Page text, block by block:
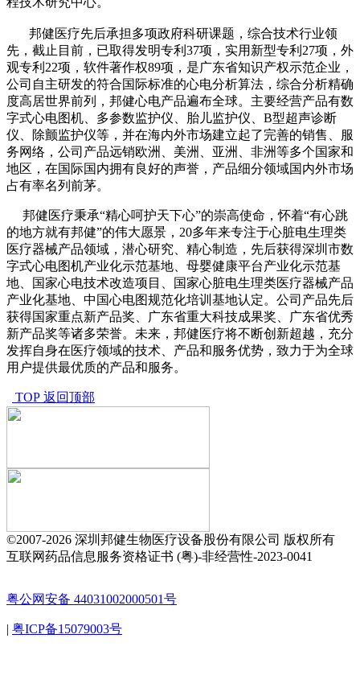
邦健医疗先后承担多项政府科研课题，综合技术行业领
先，截止目前，已取得发明专利37项，实用新型专利27项，外
观专利22项，软件著作权89项，是广东省知识产权示范企业，
公司自主研发的符合国际标准的心电分析算法，综合分析精确
度高居世界前列，邦健心电产品遍布全球。主要经营产品有数
字式心电图机、多参数监护仪、胎儿监护仪、B型超声诊断
仪、除颤监护仪等，并在海内外市场建立起了完善的销售、服
务网络，公司产品远销欧洲、美洲、亚洲、非洲等多个国家和
地区，在国际国内拥有良好的声誉，产品细分领域国内外市场
占有率名列前茅。
邦健医疗秉承“精心呵护天下心”的崇高使命，怀着“有心跳
的地方就有邦健”的伟大愿景，20多年来专注于心脏电生理类
医疗器械产品领域，潜心研究、精心制造，先后获得深圳市数
字式心电图机产业化示范基地、母婴健康平台产业化示范基
地、国家心电技术改造项目、国家心脏电生理类医疗器械产品
产业化基地、中国心电图规范化培训基地认定。公司产品先后
获得国家重点新产品奖、广东省重大科技成果奖、广东省优秀
新产品奖等诸多荣誉。未来，邦健医疗将不断创新超越，充分
发挥自身在医疗领域的技术、产品和服务优势，致力于为全球
用户提供最优质的产品和服务。
TOP 返回顶部
©2007-2026 深圳邦健生物医疗设备股份有限公司 版权所有
互联网药品信息服务资格证书 (粤)-非经营性-2023-0041
粤公网安备 44031002000501号
| 粤ICP备15079003号